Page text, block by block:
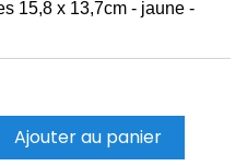
15,8 x 13,7cm - jaune -
Ajouter au panier